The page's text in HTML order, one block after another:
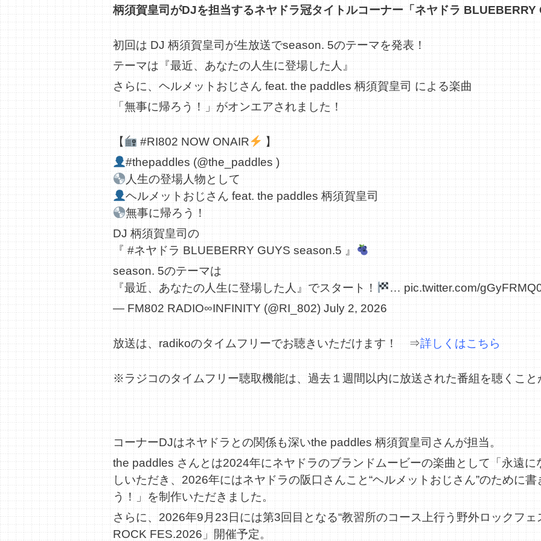
柄須賀皇司がDJを担当するネヤドラ冠タイトルコーナー「ネヤドラ BLUEBERRY
初回は DJ 柄須賀皇司が生放送でseason. 5のテーマを発表！
テーマは『最近、あなたの人生に登場した人』
さらに、 ヘルメットおじさん feat. the paddles 柄須賀皇司 による楽曲
「無事に帰ろう！」がオンエアされました！
【 #RI802 NOW ONAIR
】
#thepaddles (@the_paddles )
人生の登場人物として
ヘルメットおじさん feat. the paddles 柄須賀皇司
無事に帰ろう！
DJ 柄須賀皇司の
『 #ネヤドラBLUEBERRY GUYS season.5 』
season. 5のテーマは
『最近、あなたの人生に登場した人』でスタート！
… pic.twitter.com/
— FM802 RADIO∞INFINITY (@RI_802) July 2, 2026
放送は、radikoのタイムフリーでお聴きいただけます！ ⇒詳しくはこちら
※ラジコのタイムフリー聴取機能は、過去１週間以内に放送された番組を聴くこと
コーナーDJはネヤドラとの関係も深いthe paddles 柄須賀皇司さんが担当。
the paddles さんとは2024年にネヤドラのブランドムービーの楽曲として「永遠
しいただき、2026年にはネヤドラの阪口さんこと“ヘルメットおじさん”のために
う！」を制作いただきました。
さらに、2026年9月23日には第3回目となる“教習所のコース上行う野外ロックフェ
ROCK FES.2026」開催予定。